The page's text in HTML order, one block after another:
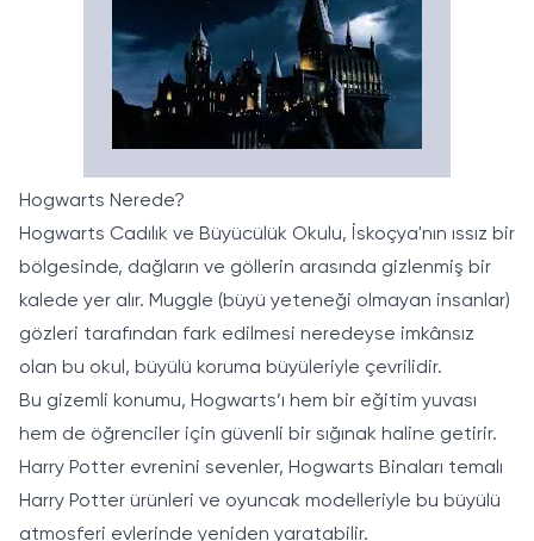
Hogwarts Nerede?
Hogwarts Cadılık ve Büyücülük Okulu, İskoçya'nın ıssız bir
bölgesinde, dağların ve göllerin arasında gizlenmiş bir
kalede yer alır. Muggle (büyü yeteneği olmayan insanlar)
gözleri tarafından fark edilmesi neredeyse imkânsız
olan bu okul, büyülü koruma büyüleriyle çevrilidir.
Bu gizemli konumu, Hogwarts’ı hem bir eğitim yuvası
hem de öğrenciler için güvenli bir sığınak haline getirir.
Harry Potter evrenini sevenler, Hogwarts Binaları temalı
Harry Potter ürünleri ve oyuncak modelleriyle bu büyülü
atmosferi evlerinde yeniden yaratabilir.